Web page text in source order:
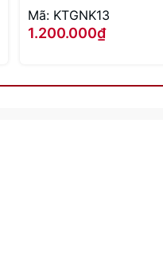
Mã: KTGNK13
1.200.000₫